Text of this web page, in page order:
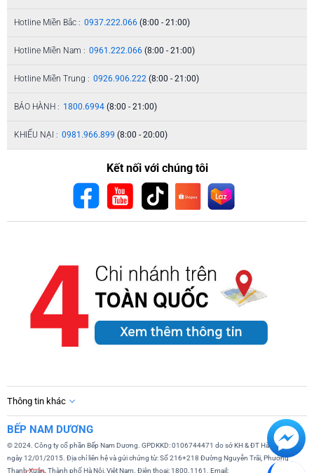
Hotline Miền Bắc : 0937.222.066 (8:00 - 21:00)
Hotline Miền Nam : 0961.222.066 (8:00 - 21:00)
Hotline Miền Trung : 0926.906.222 (8:00 - 21:00)
BẢO HÀNH : 1800.6994 (8:00 - 21:00)
KHIẾU NẠI : 0981.966.899 (8:00 - 20:00)
Kết nối với chúng tôi
Thông tin khác
BẾP NAM DƯƠNG
© 2024. Công ty cổ phần Bếp Nam Dương. GPDKKD: 0106744471 do sở KH & ĐT Hà Nội cấp
ngày 12/01/2015. Địa chỉ liên hệ và gửi chứng từ: Số 216+218 Đường Nguyễn Trãi, Phường
Thanh Xuân, Thành phố Hà Nội, Việt Nam. Điện thoại: 1800.1161. Email: